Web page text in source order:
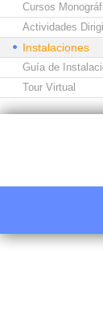
Cursos
Actividades
Instalaciones
Guía de
Tour Virtual